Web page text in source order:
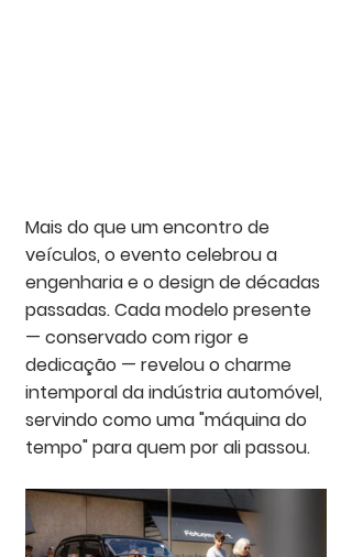
Mais do que um encontro de
veículos, o evento celebrou a
engenharia e o design de décadas
passadas. Cada modelo presente
— conservado com rigor e
dedicação — revelou o charme
intemporal da indústria automóvel,
servindo como uma "máquina do
tempo" para quem por ali passou.